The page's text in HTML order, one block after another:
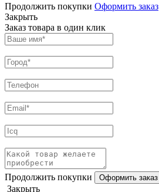
Продолжить покупки Оформить заказ
Закрыть
Заказ товара в один клик
Продолжить покупки
Закрыть